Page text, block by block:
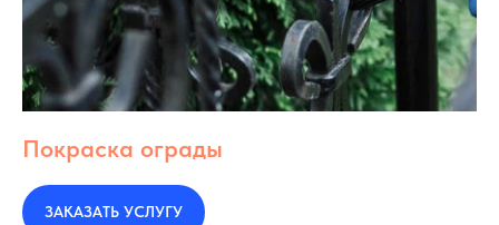
Покраска ограды
ЗАКАЗАТЬ УСЛУГУ